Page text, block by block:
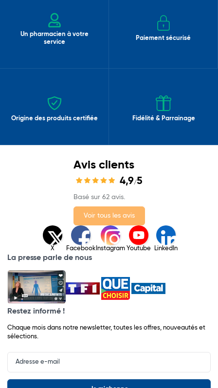
Un pharmacien à votre
service
Paiement sécurisé
Origine des produits certifiée Fidélité & Parrainage
Avis clients
4,9/5
Basé sur 62 avis.
Voir tous les avis
X Facebook Instagram Youtube LinkedIn
La presse parle de nous
Restez informé !
Chaque mois dans notre newsletter, toutes les offres, nouveautés et
sélections.
Input
Newsletter